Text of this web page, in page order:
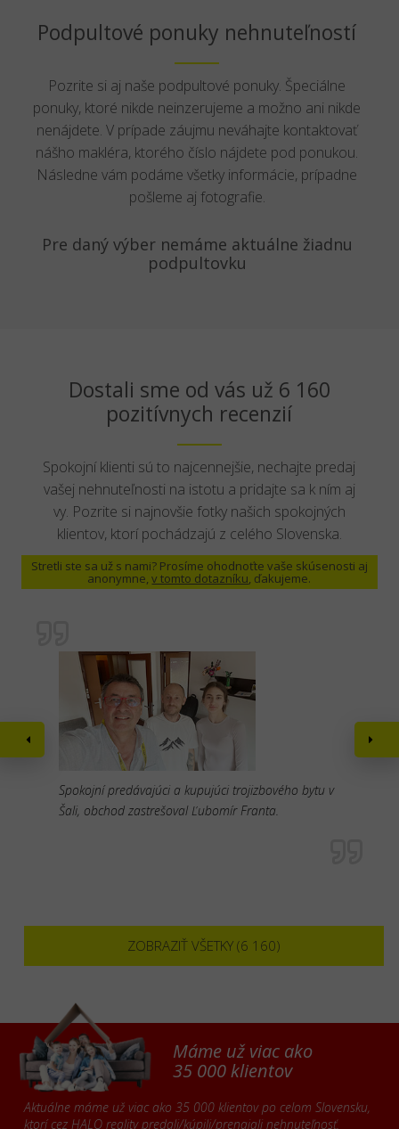
Podpultové ponuky nehnuteľností
Pozrite si aj naše podpultové ponuky. Špeciálne
ponuky, ktoré nikde neinzerujeme a možno ani nikde
nenájdete. V prípade záujmu neváhajte kontaktovať
nášho makléra, ktorého číslo nájdete pod ponukou.
Následne vám podáme všetky informácie, prípadne
pošleme aj fotografie.
Pre daný výber nemáme aktuálne žiadnu
podpultovku
Dostali sme od vás už 6 160
pozitívnych recenzií
Spokojní klienti sú to najcennejšie, nechajte predaj
vašej nehnuteľnosti na istotu a pridajte sa k ním aj
vy. Pozrite si najnovšie fotky našich spokojných
klientov, ktorí pochádzajú z celého Slovenska.
Stretli ste sa už s nami? Prosíme ohodnoťte vaše skúsenosti aj
anonymne,v tomto dotazníku, ďakujeme.
Spokojní predávajúci a kupujúci trojizbového bytu v
Šali, obchod zastrešoval Ľubomír Franta.
ZOBRAZIŤ VŠETKY (6 160)
Máme už viac ako
35 000 klientov
Aktuálne máme už viac ako 35 000 klientov po celom Slovensku,
ktorí cez HALO reality predali/kúpili/prenajali nehnuteľnosť.